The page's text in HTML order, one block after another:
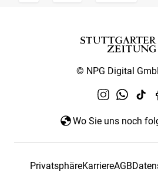
© NPG Digital
Wo Sie uns noch
PrivatsphäreKarriereAGB